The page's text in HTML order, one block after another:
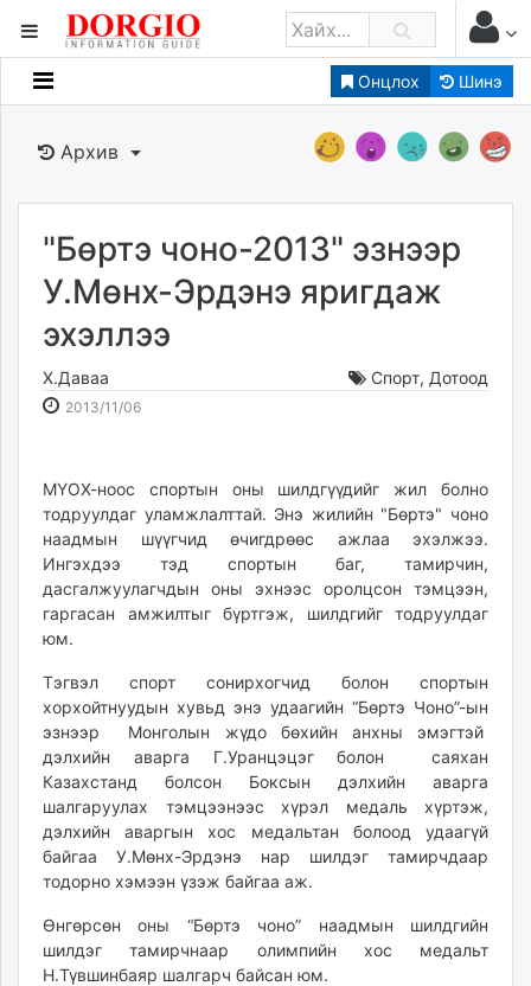
Онцлох Шинэ
Мэдээллийн
Банк санхүү
Бизнес ААН
Төрийн
Нийслэлийн
dorgio.mn
Gogo.mn
caak.mn
Baabar.mn
tovch.mn
ikon.mn
Livetv.mn
Eguur.mn
shuud.mn
eagle.mn
ergelt.mn
zarig.mn
today.mn
zuv.mn
mminfo.mn
urlag.mn
unen.mn
Архив
"Бөртэ чоно-2013" эзнээр
У.Мөнх-Эрдэнэ яригдаж
эхэллээ
Х.Даваа Спорт, Дотоод
2013/11/062013-
18:43:46
2026-
01:39:14
МҮОХ-ноос спортын оны шилдгүүдийг жил болно
тодруулдаг уламжлалттай. Энэ жилийн "Бөртэ" чоно
наадмын шүүгчид өчигдрөөс ажлаа эхэлжээ.
Ингэхдээ тэд спортын баг, тамирчин,
дасгалжуулагчдын оны эхнээс оролцсон тэмцээн,
гаргасан амжилтыг бүртгэж, шилдгийг тодруулдаг
юм.
Тэгвэл спорт сонирхогчид болон спортын
хорхойтнуудын хувьд энэ удаагийн “Бөртэ Чоно”-ын
эзнээр Монголын жүдо бөхийн анхны эмэгтэй
дэлхийн аварга Г.Уранцэцэг болон саяхан
Казахстанд болсон Боксын дэлхийн аварга
шалгаруулах тэмцээнээс хүрэл медаль хүртэж,
дэлхийн аваргын хос медальтан болоод удаагүй
байгаа У.Мөнх-Эрдэнэ нар шилдэг тамирчдаар
тодорно хэмээн үзэж байгаа аж.
Өнгөрсөн оны “Бөртэ чоно” наадмын шилдгийн
шилдэг тамирчнаар олимпийн хос медальт
Н.Түвшинбаяр шалгарч байсан юм.